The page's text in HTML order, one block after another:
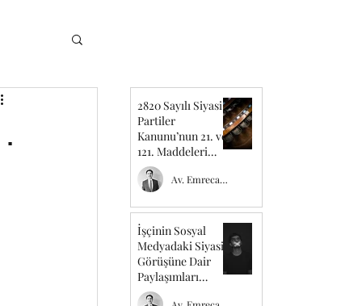
2820 Sayılı Siyasi
Partiler
Kanunu’nun 21. ve
121. Maddeleri
Üzerine
Av. Emrecan TEMEL
İşçinin Sosyal
Medyadaki Siyasi
Görüşüne Dair
Paylaşımları
Sebebiyle İş